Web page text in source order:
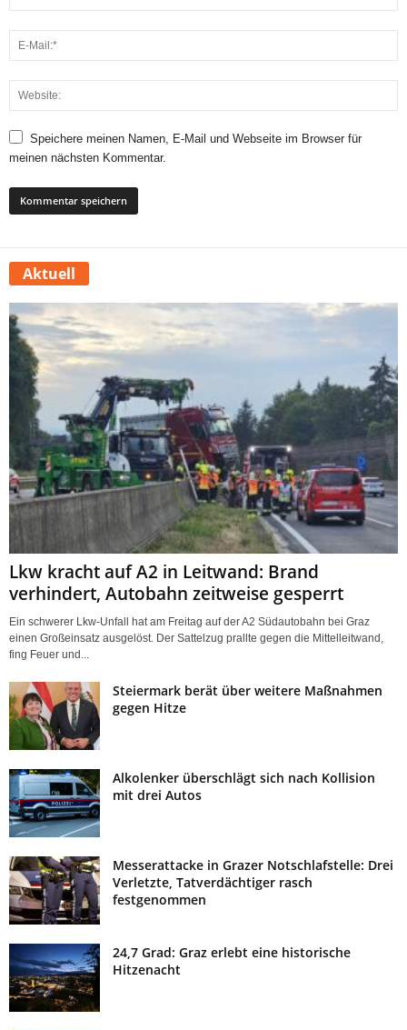
Speichere meinen Namen, E-Mail und Webseite im Browser für
meinen nächsten Kommentar.
Aktuell
Lkw kracht auf A2 in Leitwand: Brand
verhindert, Autobahn zeitweise gesperrt
Ein schwerer Lkw-Unfall hat am Freitag auf der A2 Südautobahn bei Graz
einen Großeinsatz ausgelöst. Der Sattelzug prallte gegen die Mittelleitwand,
fing Feuer und...
Steiermark berät über weitere Maßnahmen
gegen Hitze
Alkolenker überschlägt sich nach Kollision
mit drei Autos
Messerattacke in Grazer Notschlafstelle: Drei
Verletzte, Tatverdächtiger rasch
festgenommen
24,7 Grad: Graz erlebt eine historische
Hitzenacht